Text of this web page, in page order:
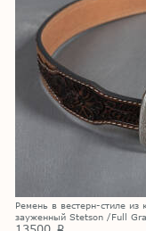
Ремень в вестерн-стиле
зауженный Stetson /Full
13500